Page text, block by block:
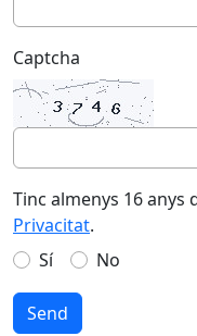
Captcha
Tinc almenys 16 anys
Privacitat.
Sí
No
Send